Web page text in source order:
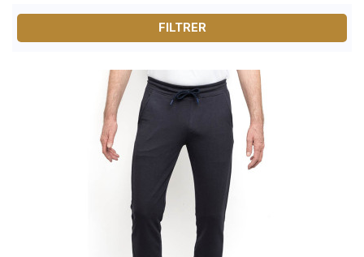
longueur. Fini les chevilles découvertes : nos modèles
offrent unelongueur de jambe adaptée et un tombé
Idéals pour le sport comme pour les moments de
détente, nos joggings sont réalisés dans des matières
douces et résistantes, avec des finitions soignées pour
un usage quotidien.
???? Utilisez les filtres pour trouver votre jogging idéal
Longueur (L36, L38) / Taille (S à 3XL) /
Enfin des pantalons de jogging conçus pour les hommes
FILTRER